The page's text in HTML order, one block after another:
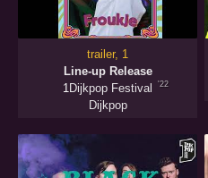
trailer, 1
Line-up Release
1Dijkpop Festival '22
Dijkpop